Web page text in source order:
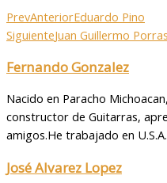
PrevAnteriorEduardo Pino
SiguienteJuan Guillermo Porras
Fernando Gonzalez
Nacido en Paracho
constructor de Guitarras,
amigos.He trabajado en
José Alvarez Lopez